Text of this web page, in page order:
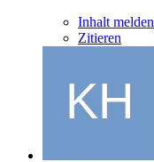
Inhalt melden
Zitieren